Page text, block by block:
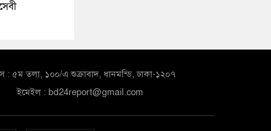
: ৫ম তলা, ১০০/এ শুক্রাবাদ, ধানমন্ডি, ঢাকা-১২০৭
ইমেইল : bd24report@gmail.com